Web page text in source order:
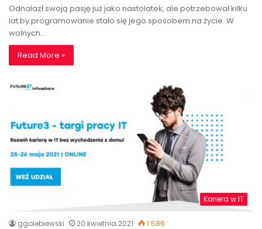
Odnalazł swoją pasję już jako nastolatek, ale potrzebował kilku
lat by programowanie stało się jego sposobem na życie. W
wolnych…
Read More »
Kariera w IT
ggolebiewski 20 kwietnia 2021 1 586